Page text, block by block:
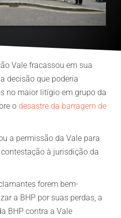
Vale fracassou em sua
decisão que poderia
no maior litígio em grupo da
o desastre da barragem de
a permissão da Vale para
à jurisdição da
forem bem-
a BHP por suas perdas, a
BHP contra a Vale